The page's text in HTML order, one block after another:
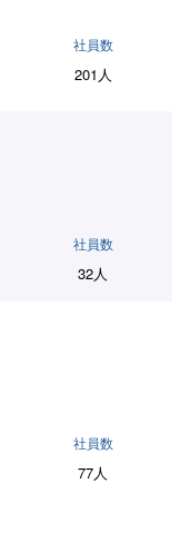
社員数
201人
社員数
32人
社員数
77人